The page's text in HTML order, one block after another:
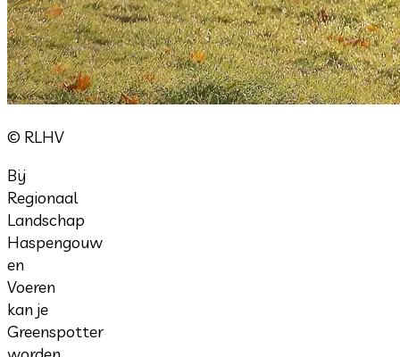
© RLHV
Bij
Regionaal
Landschap
Haspengouw
en
Voeren
kan je
Greenspotter